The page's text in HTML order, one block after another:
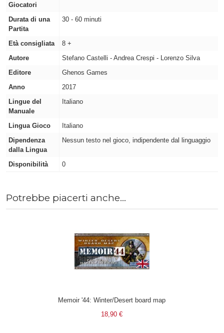
Giocatori
Durata di una
Partita
30 - 60 minuti
Età consigliata
8 +
Autore
Stefano Castelli - Andrea Crespi - Lorenzo Silva
Editore
Ghenos Games
Anno
2017
Lingue del
Manuale
Italiano
Lingua Gioco
Italiano
Dipendenza
dalla Lingua
Nessun testo nel gioco, indipendente dal linguaggio
Disponibilità 0
Potrebbe piacerti anche...
Memoir '44: Winter/Desert board map
18,90 €